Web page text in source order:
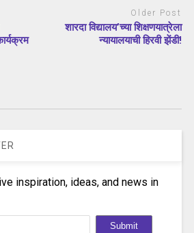
Older Post
शारदा विद्यालय’च्या शिक्षणयात्रेला
न्यायालयाची हिरवी झेंडी!
inspiration, ideas, and news in